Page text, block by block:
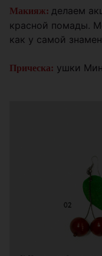
Макияж: делаем
красной помады.
как у самой
Прическа: ушки